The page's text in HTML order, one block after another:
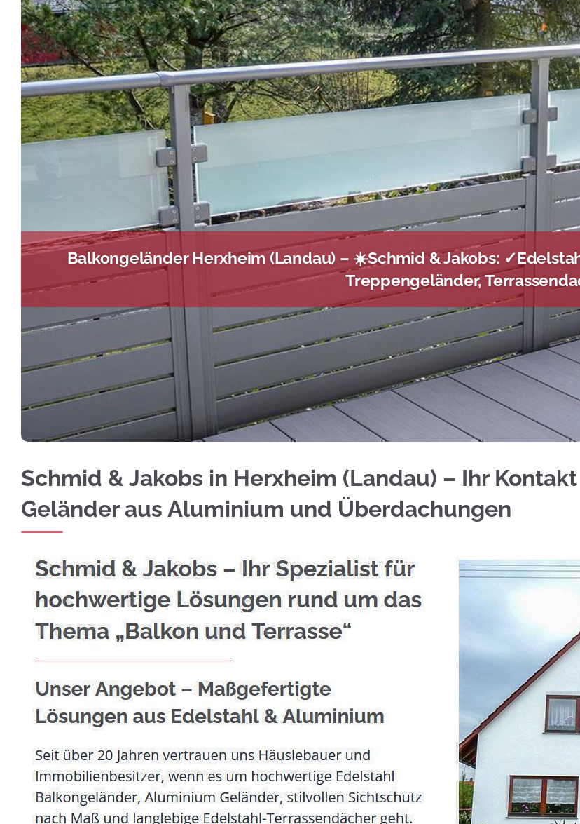
Balkongeländer Herxheim (Landau) – ☀️Schmid & Jakobs:
Treppengeländer,
Erhalten Sie Edelstahl Balkongeländer für Herxheim (Landau) bei ☀️Schmid & Jakobs
Schmid & Jakobs in Herxheim (Landau) – Ihr
Geländer aus Aluminium und Überdachungen